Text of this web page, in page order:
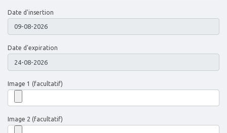
Date d'insertion
Date d'expiration
Image 1 (facultatif)
Image 2 (facultatif)